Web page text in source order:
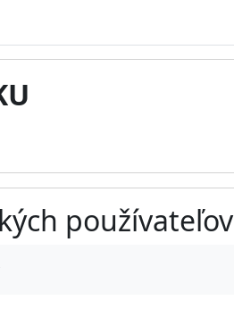
používateľov